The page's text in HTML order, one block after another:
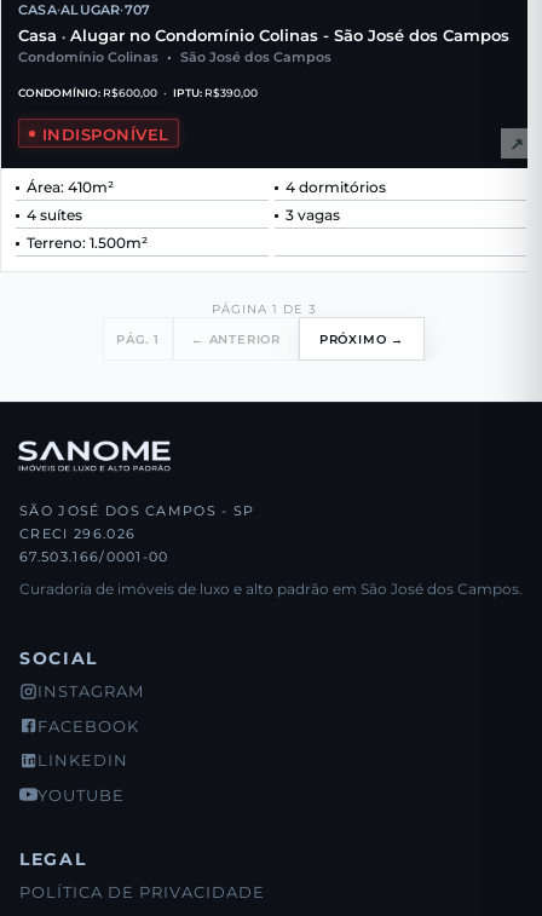
CASA•ALUGAR•707
Casa • Alugar no Condomínio Colinas - São José dos Campos
Condomínio Colinas • São José dos Campos
CONDOMÍNIO: R$600,00 • IPTU: R$390,00
INDISPONÍVEL ↗
Área: 410m²
4 dormitórios
4 suítes
3 vagas
Terreno: 1.500m²
PÁG. 1 ← ANTERIOR
PÁGINA 1 DE 3
PRÓXIMO →
SÃO JOSÉ DOS CAMPOS - SP
CRECI 296.026
67.503.166/0001-00
Curadoria de imóveis de luxo e alto padrão em São José dos Campos.
SOCIAL
INSTAGRAM
FACEBOOK
LINKEDIN
YOUTUBE
LEGAL
POLÍTICA DE PRIVACIDADE